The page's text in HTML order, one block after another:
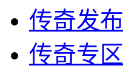
传奇发布
传奇专区